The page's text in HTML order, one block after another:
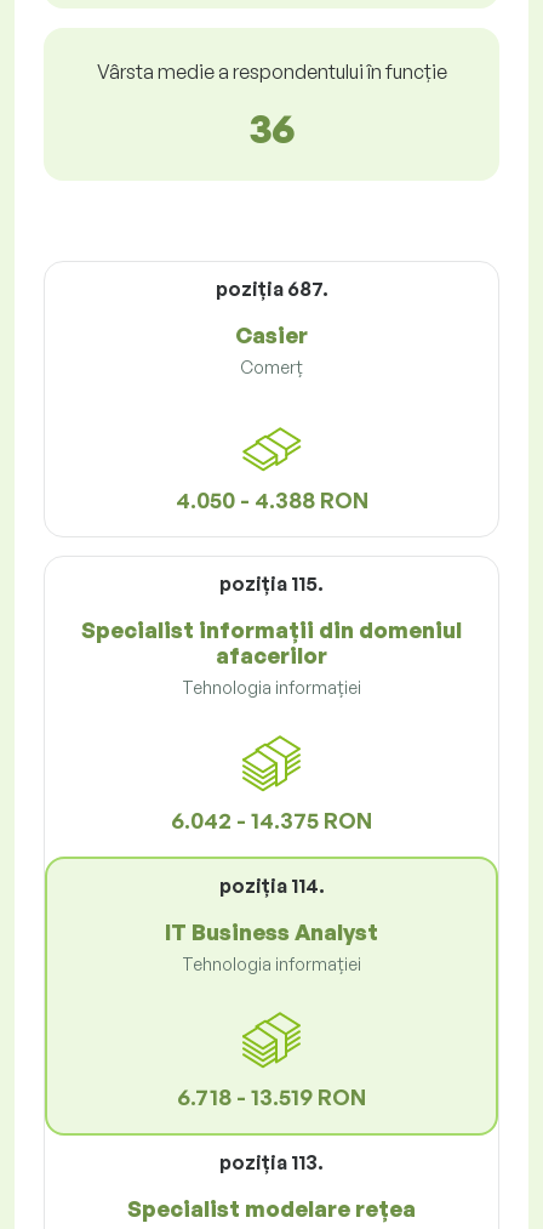
Vârsta medie a respondentului în funcție
36
poziţia 687.
Casier
Comerț
4.050 - 4.388 RON
poziţia 115.
Specialist informații din domeniul
afacerilor
Tehnologia informației
6.042 - 14.375 RON
poziţia 114.
IT Business Analyst
Tehnologia informației
6.718 - 13.519 RON
poziţia 113.
Specialist modelare rețea